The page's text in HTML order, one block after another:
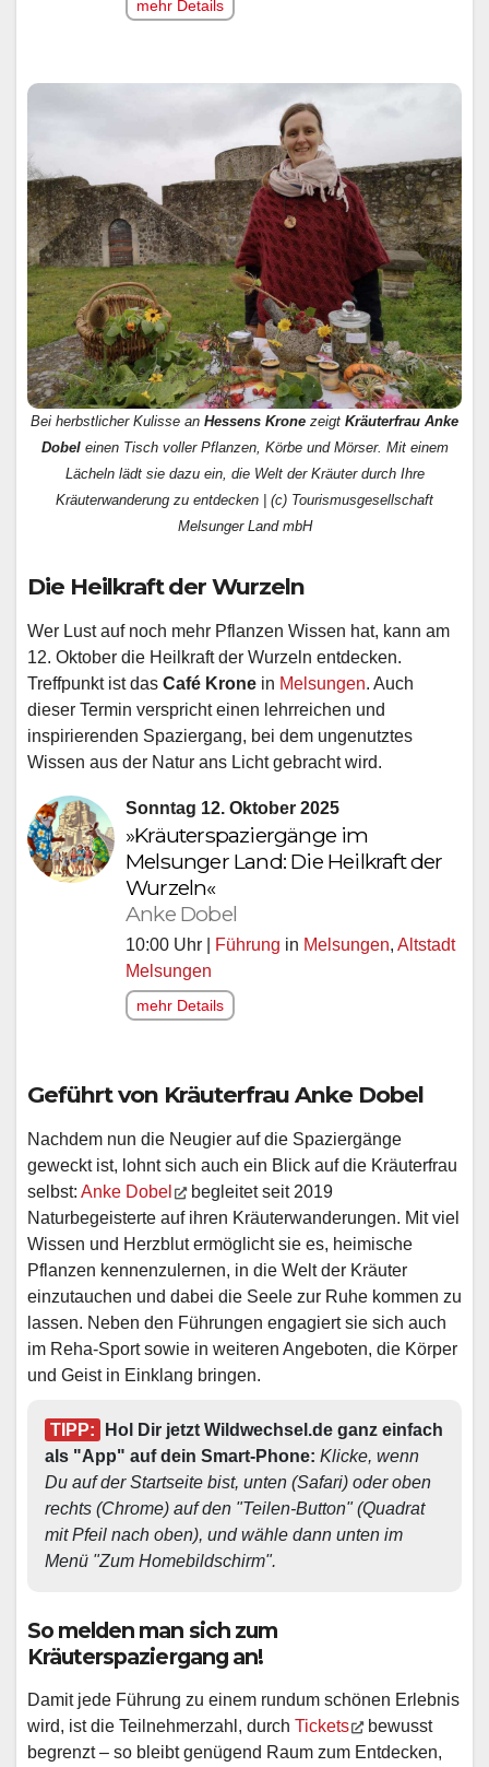
mehr Details
Bei herbstlicher Kulisse an Hessens Krone zeigt Kräuterfrau Anke
Dobeleinen Tisch voller Pflanzen, Körbe und Mörser. Mit einem
Lächeln lädt sie dazu ein, die Welt der Kräuter durch Ihre
Kräuterwanderung zu entdecken | (c) Tourismusgesellschaft
Melsunger Land mbH
Die Heilkraft der Wurzeln
Wer Lust auf noch mehr Pflanzen Wissen hat, kann am
12. Oktober die Heilkraft der Wurzeln entdecken.
Treffpunkt ist das Café Krone in Melsungen. Auch
dieser Termin verspricht einen lehrreichen und
inspirierenden Spaziergang, bei dem ungenutztes
Wissen aus der Natur ans Licht gebracht wird.
Sonntag 12. Oktober 2025
»Kräuterspaziergänge im
Melsunger Land: Die Heilkraft der
Wurzeln«
Anke Dobel
10:00 Uhr | Führung in Melsungen, Altstadt
Melsungen
mehr Details
Geführt von Kräuterfrau Anke Dobel
Nachdem nun die Neugier auf die Spaziergänge
geweckt ist, lohnt sich auch ein Blick auf die Kräuterfrau
selbst: Anke Dobel
begleitet seit 2019
Naturbegeisterte auf ihren Kräuterwanderungen. Mit viel
Wissen und Herzblut ermöglicht sie es, heimische
Pflanzen kennenzulernen, in die Welt der Kräuter
einzutauchen und dabei die Seele zur Ruhe kommen zu
lassen. Neben den Führungen engagiert sie sich auch
im Reha-Sport sowie in weiteren Angeboten, die Körper
und Geist in Einklang bringen.
TIPP:
Hol Dir jetzt Wildwechsel.de ganz einfach
als "App" auf dein Smart-Phone: Klicke, wenn
Du auf der Startseite bist, unten (Safari) oder oben
rechts (Chrome) auf den "Teilen-Button" (Quadrat
mit Pfeil nach oben), und wähle dann unten im
Menü "Zum Homebildschirm".
So melden man sich zum
Kräuterspaziergang an!
Damit jede Führung zu einem rundum schönen Erlebnis
wird, ist die Teilnehmerzahl, durch Tickets
bewusst
begrenzt – so bleibt genügend Raum zum Entdecken,